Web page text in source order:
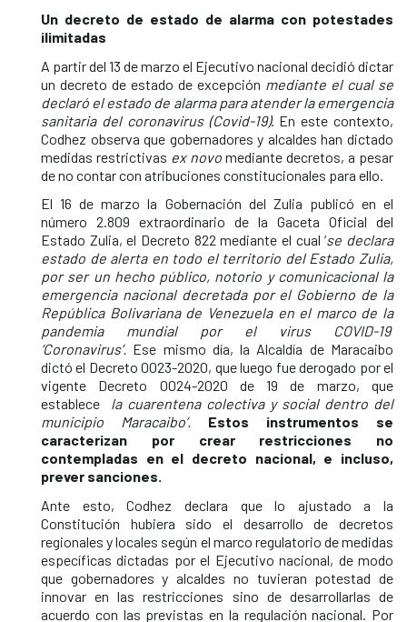
Un decreto de estado de alarma con potestades
ilimitadas
A partir del 13 de marzo el Ejecutivo nacional decidió dictar
un decreto de estado de excepción mediante el cual se
declaró el estado de alarma para atender la emergencia
sanitaria del coronavirus (Covid-19). En este contexto,
Codhez observa que gobernadores y alcaldes han dictado
medidas restrictivas ex novo mediante decretos, a pesar
de no contar con atribuciones constitucionales para ello.
El 16 de marzo la Gobernación del Zulia publicó en el
número 2.809 extraordinario de la Gaceta Oficial del
Estado Zulia, el Decreto 822 mediante el cual ‘se declara
estado de alerta en todo el territorio del Estado Zulia,
por ser un hecho público, notorio y comunicacional la
emergencia nacional decretada por el Gobierno de la
República Bolivariana de Venezuela en el marco de la
pandemia mundial por el virus COVID-19
‘Coronavirus’. Ese mismo día, la Alcaldía de Maracaibo
dictó el Decreto 0023-2020, que luego fue derogado por el
vigente Decreto 0024-2020 de 19 de marzo, que
establece
la cuarentena colectiva y social dentro del
municipio Maracaibo’. Estos instrumentos se
caracterizan por crear restricciones no
contempladas en el decreto nacional, e incluso,
prever sanciones.
Ante esto, Codhez declara que lo ajustado a la
Constitución hubiera sido el desarrollo de decretos
regionales y locales según el marco regulatorio de medidas
específicas dictadas por el Ejecutivo nacional, de modo
que gobernadores y alcaldes no tuvieran potestad de
innovar en las restricciones sino de desarrollarlas de
acuerdo con las previstas en la regulación nacional. Por